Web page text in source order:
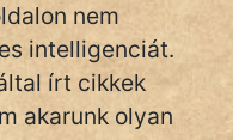
nem
intelligenciát.
írt cikkek
akarunk olyan